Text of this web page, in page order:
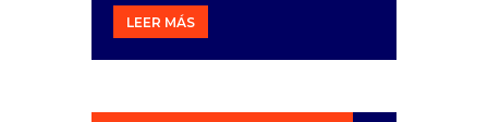
LEER MÁS
14